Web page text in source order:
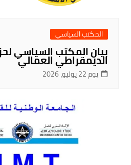
المكتب السياسي
بيان المكتب السياسي
الديمقراطي العمالي
يوم 22 يوليو، 2026